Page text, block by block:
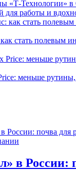
«Т-Технологии» в
для работы и
стать полевым
меньше
в России: